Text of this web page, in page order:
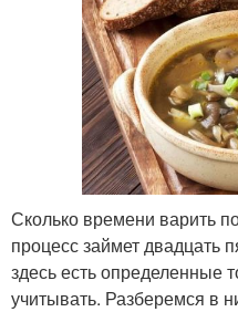
Сколько времени варить
процесс займет двадцать
здесь есть определенные
учитывать. Разберемся в